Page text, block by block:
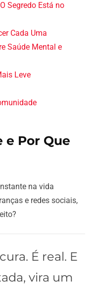
Segredo Está no
Cada Uma
Saúde Mental e
Leve
e Por Que
na vida
e redes sociais,
É real. E
vira um